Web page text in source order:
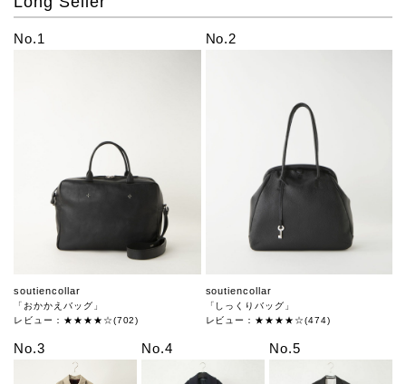
No.1
soutiencollar
「おかかえバッグ」
レビュー：★★★★☆(702)
No.2
soutiencollar
「しっくりバッグ」
レビュー：★★★★☆(474)
No.3 No.4 No.5